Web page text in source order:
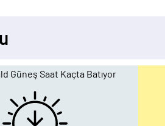
Güneş Saat Kaçta Batıyor